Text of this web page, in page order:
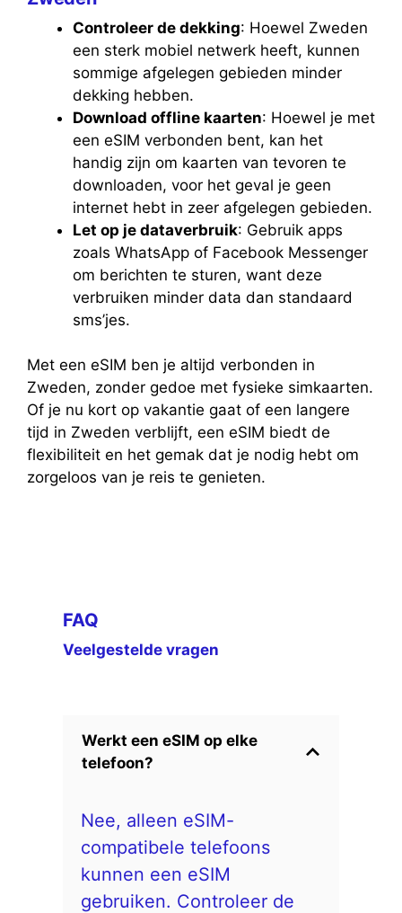
Controleer de dekking: Hoewel Zweden
een sterk mobiel netwerk heeft, kunnen
sommige afgelegen gebieden minder
dekking hebben.
Download offline kaarten: Hoewel je met
een eSIM verbonden bent, kan het
handig zijn om kaarten van tevoren te
downloaden, voor het geval je geen
internet hebt in zeer afgelegen gebieden.
Let op je dataverbruik: Gebruik apps
zoals WhatsApp of Facebook Messenger
om berichten te sturen, want deze
verbruiken minder data dan standaard
sms’jes.
Met een eSIM ben je altijd verbonden in
Zweden, zonder gedoe met fysieke simkaarten.
Of je nu kort op vakantie gaat of een langere
tijd in Zweden verblijft, een eSIM biedt de
flexibiliteit en het gemak dat je nodig hebt om
zorgeloos van je reis te genieten.
FAQ
Veelgestelde vragen
Werkt een eSIM op elke
telefoon?
Nee, alleen eSIM-
compatibele telefoons
kunnen een eSIM
gebruiken. Controleer de